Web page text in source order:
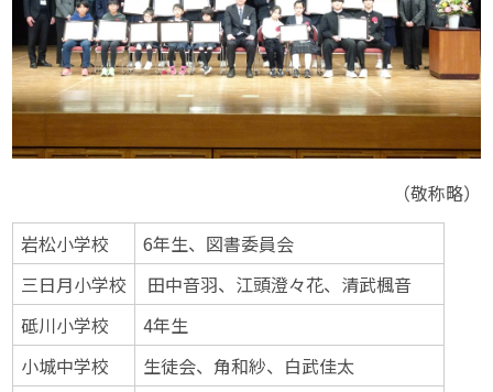
（敬称略）
岩松小学校
6年生、図書委員会
三日月小学校
田中音羽、江頭澄々花、清武楓音
砥川小学校
4年生
小城中学校
生徒会、⻆和紗、白武佳太